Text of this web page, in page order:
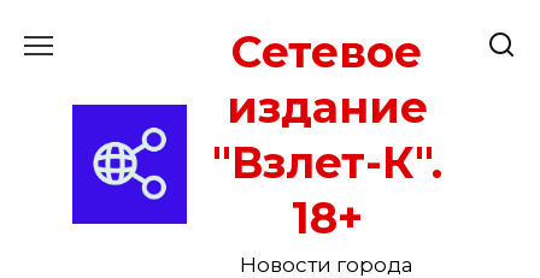
Сетевое
издание
"Взлет-К".
18+
Новости города